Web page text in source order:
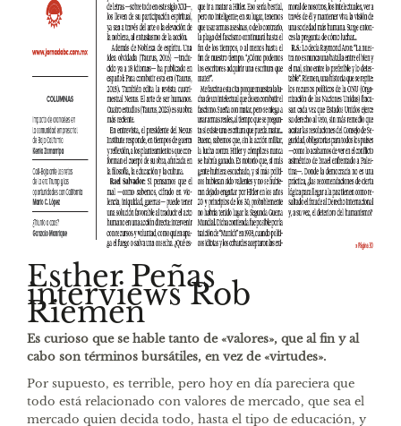
Esther Peñas
interviews Rob
Riemen
Es curioso que se hable tanto de «valores», que al fin y al
cabo son términos bursátiles, en vez de «virtudes».
Por supuesto, es terrible, pero hoy en día pareciera que
todo está relacionado con valores de mercado, que sea el
mercado quien decida todo, hasta el tipo de educación, y